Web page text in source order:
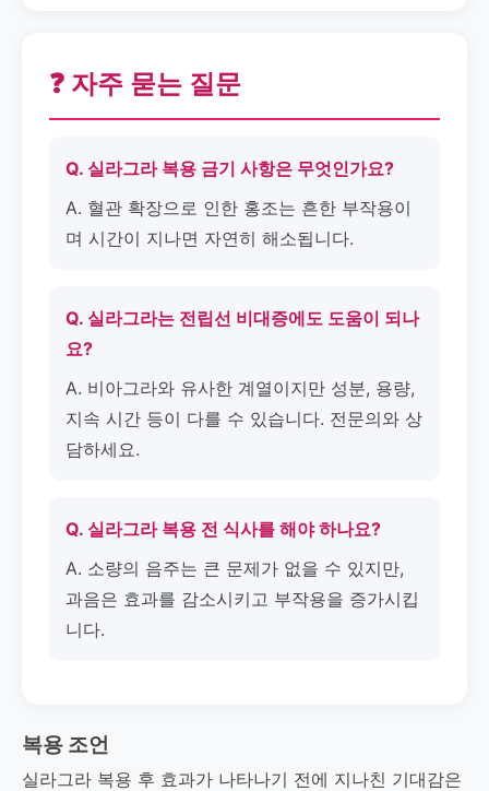
❓ 자주 묻는 질문
Q. 실라그라 복용 금기 사항은 무엇인가요?
A. 혈관 확장으로 인한 홍조는 흔한 부작용이
며 시간이 지나면 자연히 해소됩니다.
Q. 실라그라는 전립선 비대증에도 도움이 되나
요?
A. 비아그라와 유사한 계열이지만 성분, 용량,
지속 시간 등이 다를 수 있습니다. 전문의와 상
담하세요.
Q. 실라그라 복용 전 식사를 해야 하나요?
A. 소량의 음주는 큰 문제가 없을 수 있지만,
과음은 효과를 감소시키고 부작용을 증가시킵
니다.
복용 조언
실라그라 복용 후 효과가 나타나기 전에 지나친 기대감은